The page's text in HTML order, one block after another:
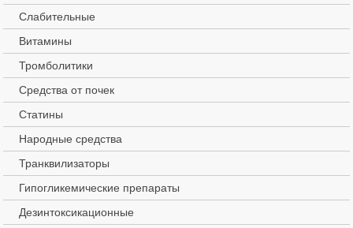
Слабительные
Витамины
Тромболитики
Средства от почек
Статины
Народные средства
Транквилизаторы
Гипогликемические препараты
Дезинтоксикационные